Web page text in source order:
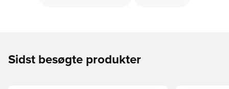
Sidst besøgte produkter